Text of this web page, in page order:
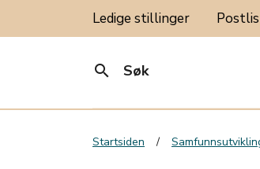
Ledige stillinger
search Søk
Startsiden